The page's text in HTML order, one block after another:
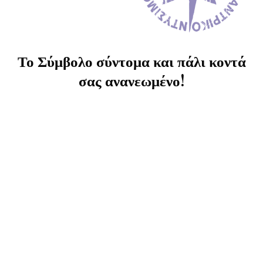
Το Σύμβολο σύντομα και πάλι κοντά
σας ανανεωμένο!